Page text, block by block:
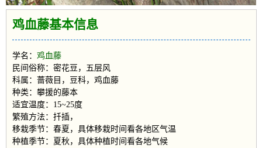
鸡血藤基本信息
学名： 鸡血藤
民间俗称：密花豆，五层风
科属：蔷薇目，豆科，鸡血藤
种类：攀援的藤本
适宜温度：15~25度
繁殖方法：扦插，
移栽季节：春夏，具体移栽时间看各地区气温
种植季节：夏秋，具体种植时间看各地气候